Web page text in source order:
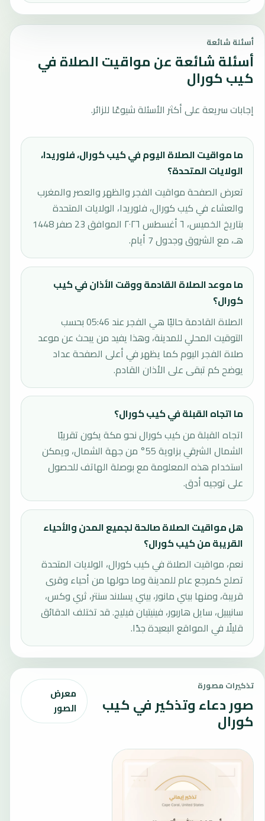
أسئلة شائعة
أسئلة شائعة عن مواقيت الصلاة في
كيب كورال
إجابات سريعة على أكثر الأسئلة شيوعًا للزائر.
ما مواقيت الصلاة اليوم في كيب كورال، فلوريدا،
الولايات المتحدة؟
تعرض الصفحة مواقيت الفجر والظهر والعصر والمغرب
والعشاء في كيب كورال، فلوريدا، الولايات المتحدة
بتاريخ الخميس، ٦ أغسطس ٢٠٢٦ الموافق 23 صفر 1448
هـ، مع الشروق وجدول 7 أيام.
ما موعد الصلاة القادمة ووقت الأذان في كيب
كورال؟
الصلاة القادمة حاليًا هي الفجر عند 05:46 بحسب
التوقيت المحلي للمدينة، وهذا يفيد من يبحث عن موعد
صلاة الفجر اليوم كما يظهر في أعلى الصفحة عداد
يوضح كم تبقى على الأذان القادم.
ما اتجاه القبلة في كيب كورال؟
اتجاه القبلة من كيب كورال نحو مكة يكون تقريبًا
الشمال الشرقي بزاوية 55° من جهة الشمال، ويمكن
استخدام هذه المعلومة مع بوصلة الهاتف للحصول
على توجيه أدق.
هل مواقيت الصلاة صالحة لجميع المدن والأحياء
القريبة من كيب كورال؟
نعم، مواقيت الصلاة في كيب كورال، الولايات المتحدة
تصلح كمرجع عام للمدينة وما حولها من أحياء وقرى
قريبة، ومنها بيني مانور، بيني يسلاند سنتر، ثري وكس،
سانيبيل، سايل هاربور، فينيتيان فيليج. قد تختلف الدقائق
قليلًا في المواقع البعيدة جدًا.
تذكيرات مصورة
صور دعاء وتذكير في كيب
كورال
معرض
الصور